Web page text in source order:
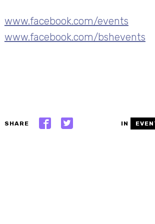
www.facebook.com/events
www.facebook.com/bshevents
SHARE IN